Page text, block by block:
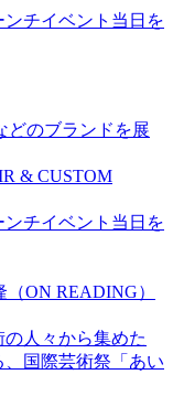
チイベント当日を
どのブランドを展
& CUSTOM
チイベント当日を
ON READING）
人々から集めた
国際芸術祭「あい